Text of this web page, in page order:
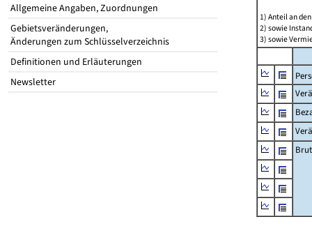
Allgemeine Angaben, Zuordnungen
Gebietsveränderungen,
Änderungen zum Schlüsselverzeichnis
Definitionen und Erläuterungen
Newsletter
1) Anteil an
2) sowie
3) sowie